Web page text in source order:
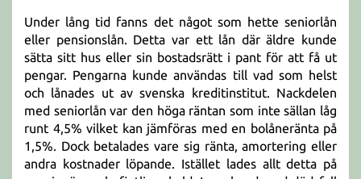
Under lång tid fanns det något som hette seniorlån
eller pensionslån. Detta var ett lån där äldre kunde
sätta sitt hus eller sin bostadsrätt i pant för att få ut
pengar. Pengarna kunde användas till vad som helst
och lånades ut av svenska kreditinstitut. Nackdelen
med seniorlån var den höga räntan som inte sällan låg
runt 4,5% vilket kan jämföras med en bolåneränta på
1,5%. Dock betalades vare sig ränta, amortering eller
andra kostnader löpande. Istället lades allt detta på